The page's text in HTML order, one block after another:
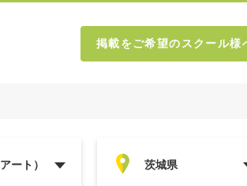
掲載をご希望のスクール様